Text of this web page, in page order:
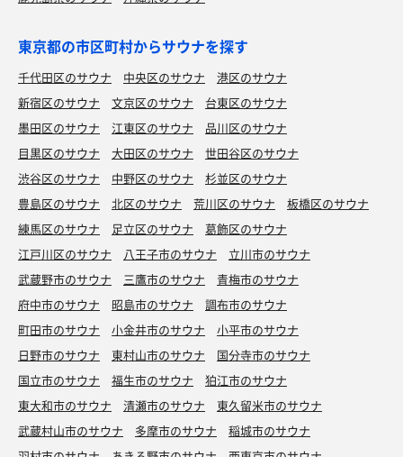
蕎麦御膳 山形正宗
花街の名残ある旧家内に BARや料亭が4店舗 お蕎麦も
美味しかったけど 湯葉が最高に美味しかった😊
東京都の市区町村からサウナを探す
千代田区のサウナ 中央区のサウナ
港区のサウナ
新宿区のサウナ
文京区のサウナ
台東区のサウナ
墨田区のサウナ
江東区のサウナ
品川区のサウナ
目黒区のサウナ
大田区のサウナ
世田谷区のサウナ
渋谷区のサウナ
中野区のサウナ
杉並区のサウナ
豊島区のサウナ
北区のサウナ 荒川区のサウナ
板橋区のサウナ
練馬区のサウナ
足立区のサウナ
葛飾区のサウナ
江戸川区のサウナ
八王子市のサウナ
立川市のサウナ
武蔵野市のサウナ
三鷹市のサウナ
青梅市のサウナ
府中市のサウナ
昭島市のサウナ
調布市のサウナ
町田市のサウナ
小金井市のサウナ
小平市のサウナ
日野市のサウナ
東村山市のサウナ
国分寺市のサウナ
国立市のサウナ
福生市のサウナ
狛江市のサウナ
東大和市のサウナ
清瀬市のサウナ
東久留米市のサウナ
武蔵村山市のサウナ
多摩市のサウナ
稲城市のサウナ